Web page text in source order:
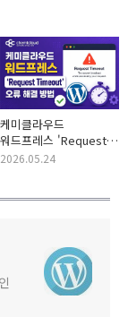
케미클라우드
워드프레스 'Request
Timeout' 오류 해결
2026.05.24